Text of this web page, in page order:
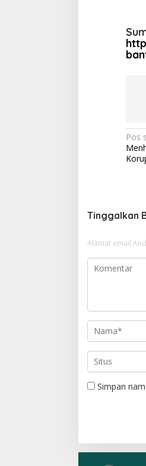
N
a
a
s
i
p
s
Pos
Tinggalkan
Alamat email
Simpan